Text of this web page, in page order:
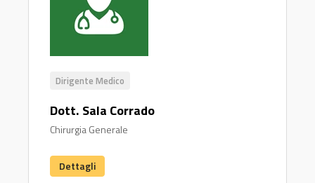
Dirigente Medico
Dott. Sala Corrado
Chirurgia Generale
Dettagli